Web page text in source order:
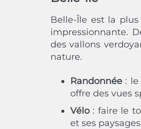
Belle-Île est la
impressionnante.
des vallons
nature.
Randonnée :
offre des vues
Vélo: faire le
et ses